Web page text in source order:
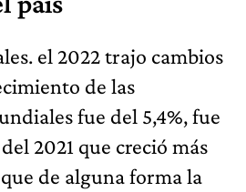
el 2022 trajo cambios
de las
fue del 5,4%, fue
2021 que creció más
de alguna forma la